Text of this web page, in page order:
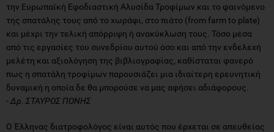
την Ευρωπαϊκή Εφοδιαστική Αλυσίδα Τροφίμων και το φαινόμενο
της σπατάλης τους από το χωράφι, στο πιάτο (from farm to plate)
και μέχρι την τελική απόρριψη ή ανακύκλωση τους. Τόσο μέσα
από τις εργασίες του συνεδρίου αυτού όσο και από την ενδελεχή
μελέτη και αξιολόγηση της βιβλιογραφίας, καθίσταται φανερό
πως η σπατάλη τροφίμων παρουσιάζει μια ιδιαίτερη ερευνητική
δυναμική η οποία δε θα μπορούσε να μας αφήσει αδιάφορους.
-Δρ. ΣΤΑΥΡΟΣ ΠΟΝΗΣ
Ο Έλληνας διατροφολόγος είναι αυτός που έρχεται σε απευθείας